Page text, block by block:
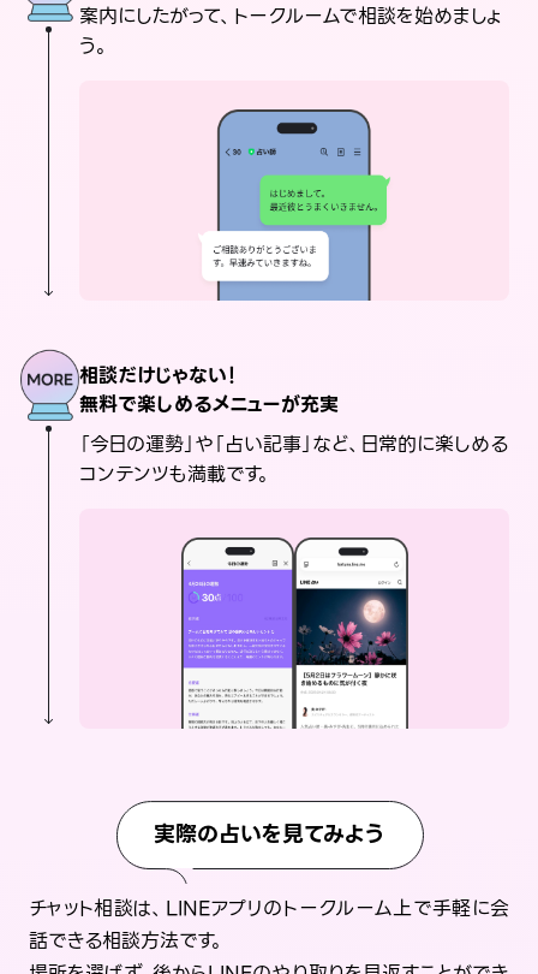
案内にしたがって、トークルームで相談を始めましょ
う。
相談だけじゃない！
無料で楽しめるメニューが充実
「今日の運勢」や「占い記事」など、日常的に楽しめる
コンテンツも満載です。
実際の占いを見てみよう
チャット相談は、LINEアプリのトークルーム上で手軽に会
話できる相談方法です。